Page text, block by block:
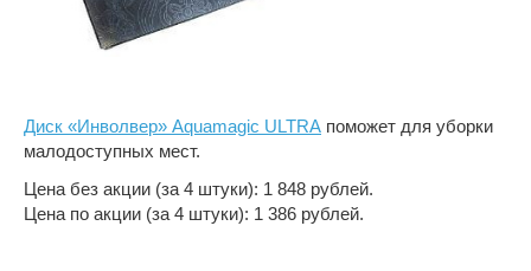
Диск «Инволвер» Aquamagic ULTRA поможет для уборки
малодоступных мест.
Цена без акции (за 4 штуки): 1 848 рублей.
Цена по акции (за 4 штуки): 1 386 рублей.